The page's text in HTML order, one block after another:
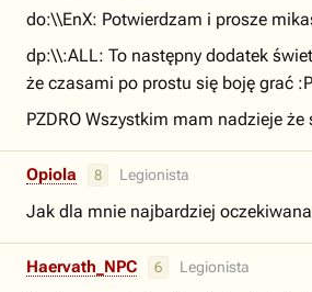
do:\\EnX: Potwierdzam i prosze
dp:\\:ALL: To następny dodatek
że czasami po prostu się boję grać :P
PZDRO Wszystkim mam nadzieje że
Opiola 8 Legionista
Jak dla mnie najbardziej
Haervath_NPC 6 Legionista